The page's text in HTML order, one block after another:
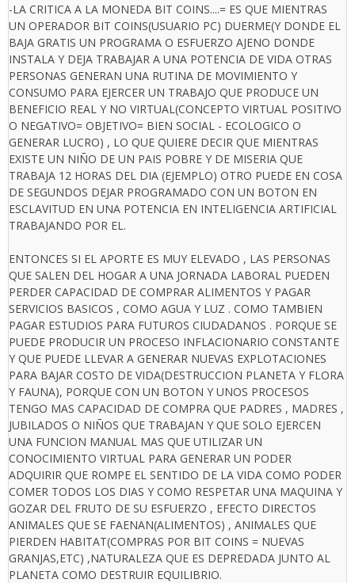
-LA CRITICA A LA MONEDA BIT COINS....= ES QUE MIENTRAS
UN OPERADOR BIT COINS(USUARIO PC) DUERME(Y DONDE EL
BAJA GRATIS UN PROGRAMA O ESFUERZO AJENO DONDE
INSTALA Y DEJA TRABAJAR A UNA POTENCIA DE VIDA OTRAS
PERSONAS GENERAN UNA RUTINA DE MOVIMIENTO Y
CONSUMO PARA EJERCER UN TRABAJO QUE PRODUCE UN
BENEFICIO REAL Y NO VIRTUAL(CONCEPTO VIRTUAL POSITIVO
O NEGATIVO= OBJETIVO= BIEN SOCIAL - ECOLOGICO O
GENERAR LUCRO) , LO QUE QUIERE DECIR QUE MIENTRAS
EXISTE UN NIÑO DE UN PAIS POBRE Y DE MISERIA QUE
TRABAJA 12 HORAS DEL DIA (EJEMPLO) OTRO PUEDE EN COSA
DE SEGUNDOS DEJAR PROGRAMADO CON UN BOTON EN
ESCLAVITUD EN UNA POTENCIA EN INTELIGENCIA ARTIFICIAL
TRABAJANDO POR EL.
ENTONCES SI EL APORTE ES MUY ELEVADO , LAS PERSONAS
QUE SALEN DEL HOGAR A UNA JORNADA LABORAL PUEDEN
PERDER CAPACIDAD DE COMPRAR ALIMENTOS Y PAGAR
SERVICIOS BASICOS , COMO AGUA Y LUZ . COMO TAMBIEN
PAGAR ESTUDIOS PARA FUTUROS CIUDADANOS . PORQUE SE
PUEDE PRODUCIR UN PROCESO INFLACIONARIO CONSTANTE
Y QUE PUEDE LLEVAR A GENERAR NUEVAS EXPLOTACIONES
PARA BAJAR COSTO DE VIDA(DESTRUCCION PLANETA Y FLORA
Y FAUNA), PORQUE CON UN BOTON Y UNOS PROCESOS
TENGO MAS CAPACIDAD DE COMPRA QUE PADRES , MADRES ,
JUBILADOS O NIÑOS QUE TRABAJAN Y QUE SOLO EJERCEN
UNA FUNCION MANUAL MAS QUE UTILIZAR UN
CONOCIMIENTO VIRTUAL PARA GENERAR UN PODER
ADQUIRIR QUE ROMPE EL SENTIDO DE LA VIDA COMO PODER
COMER TODOS LOS DIAS Y COMO RESPETAR UNA MAQUINA Y
GOZAR DEL FRUTO DE SU ESFUERZO , EFECTO DIRECTOS
ANIMALES QUE SE FAENAN(ALIMENTOS) , ANIMALES QUE
PIERDEN HABITAT(COMPRAS POR BIT COINS = NUEVAS
GRANJAS,ETC) ,NATURALEZA QUE ES DEPREDADA JUNTO AL
PLANETA COMO DESTRUIR EQUILIBRIO.